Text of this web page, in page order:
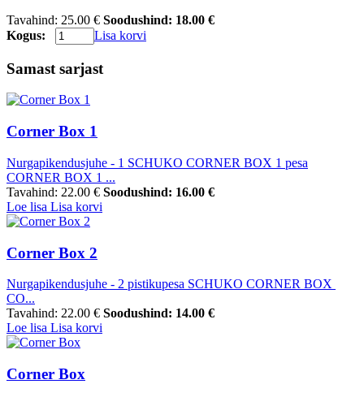
Tavahind: 25.00 € Soodushind: 18.00 €
Kogus:
Lisa korvi
Samast sarjast
Corner Box 1
Nurgapikendusjuhe - 1 SCHUKO CORNER BOX 1 pesa
CORNER BOX 1 ...
Tavahind: 22.00 € Soodushind: 16.00 €
Loe lisa Lisa korvi
Corner Box 2
Nurgapikendusjuhe - 2 pistikupesa SCHUKO CORNER BOX
CO...
Tavahind: 22.00 € Soodushind: 14.00 €
Loe lisa Lisa korvi
Corner Box